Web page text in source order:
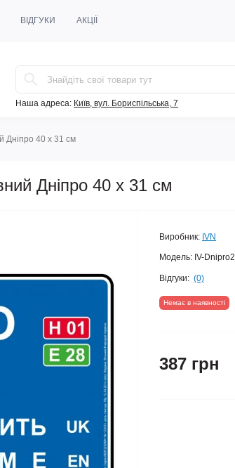
ВІДГУКИ АКЦІЇ
Наша адреса: Київ, вул. Бориспільська, 7
Дніпро 40 х 31 см
Дніпро 40 х 31 см
Виробник: IVN
Модель: IV-Dnipro2
Відгуки: (0)
Немає в наявності
387 грн